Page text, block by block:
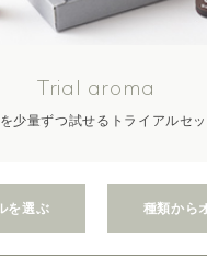
Trial aroma
少量ずつ試せるトライアルセッ
を選ぶ 種類から